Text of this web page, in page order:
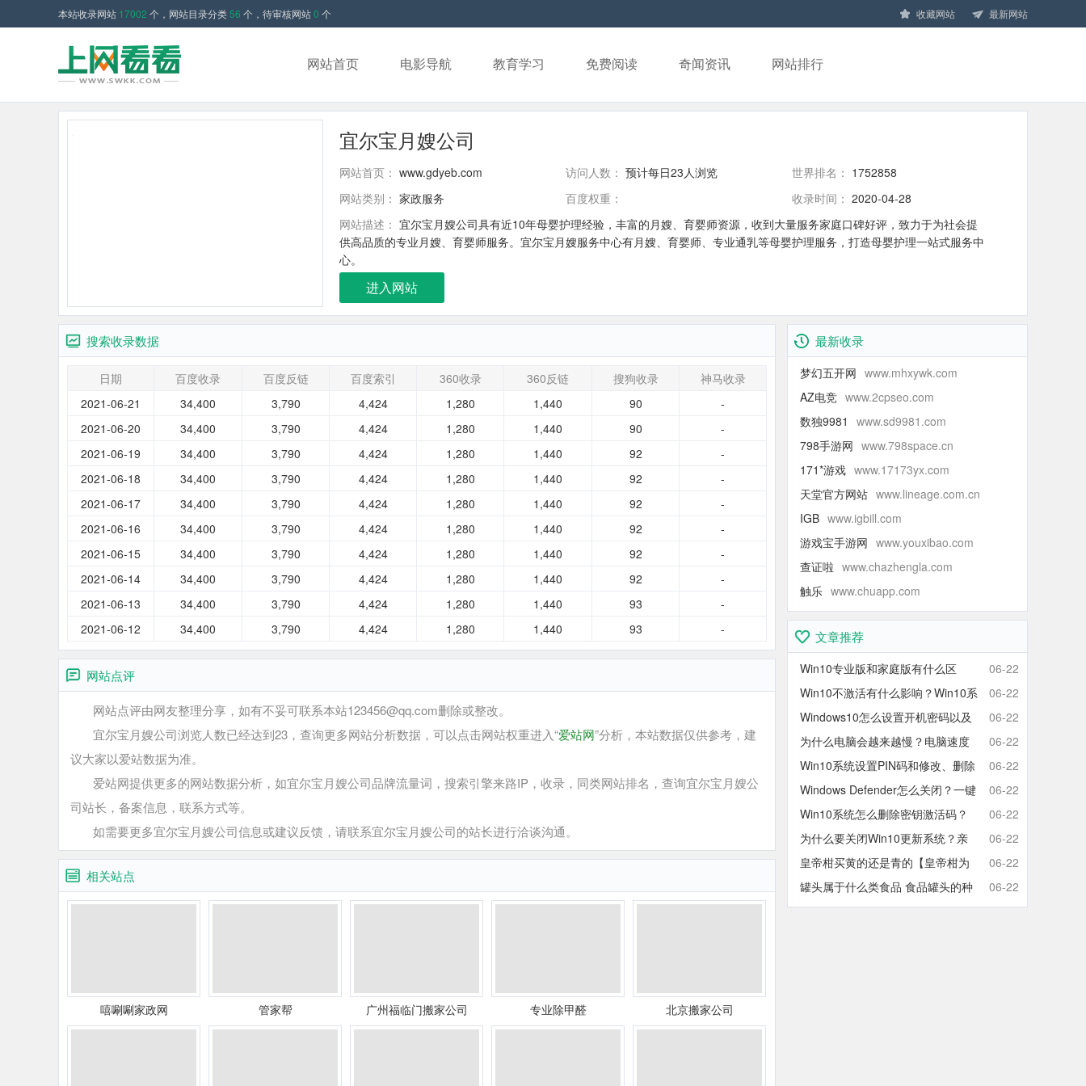
本站收录网站 17002 个，网站目录分类56 个，待审核网站0 个 收藏网站 最新网站
网站首页 电影导航 教育学习 免费阅读 奇闻资讯 网站排行
宜尔宝月嫂公司
网站首页： www.gdyeb.com 访问人数： 预计每日23人浏览 世界排名： 1752858
网站类别： 家政服务 百度权重： 收录时间： 2020-04-28
网站描述： 宜尔宝月嫂公司具有近10年母婴护理经验，丰富的月嫂、育婴师资源，收到大量服务家庭口碑好评，致力于为社会提
供高品质的专业月嫂、育婴师服务。宜尔宝月嫂服务中心有月嫂、育婴师、专业通乳等母婴护理服务，打造母婴护理一站式服务中
心。
进入网站
搜索收录数据
日期 百度收录 百度反链 百度索引 360收录 360反链 搜狗收录
神马收录
2021-06-21
34,400 3,790 4,424 1,280 1,440 90
-
2021-06-20
34,400 3,790 4,424 1,280 1,440 90
-
2021-06-19
34,400 3,790 4,424 1,280 1,440 92
-
2021-06-18
34,400 3,790 4,424 1,280 1,440 92
-
2021-06-17
34,400 3,790 4,424 1,280 1,440 92
-
2021-06-16
34,400 3,790 4,424 1,280 1,440 92
-
2021-06-15
34,400 3,790 4,424 1,280 1,440 92
-
2021-06-14
34,400 3,790 4,424 1,280 1,440 92
-
2021-06-13
34,400 3,790 4,424 1,280 1,440 93
-
2021-06-12
34,400 3,790 4,424 1,280 1,440 93 -
网站点评
网站点评由网友整理分享，如有不妥可联系本站123456@qq.com删除或整改。
宜尔宝月嫂公司浏览人数已经达到23，查询更多网站分析数据，可以点击网站权重进入“爱站网”分析，本站数据仅供参考，建
议大家以爱站数据为准。
爱站网提供更多的网站数据分析，如宜尔宝月嫂公司品牌流量词，搜索引擎来路IP，收录，同类网站排名，查询宜尔宝月嫂公
司站长，备案信息，联系方式等。
如需要更多宜尔宝月嫂公司信息或建议反馈，请联系宜尔宝月嫂公司的站长进行洽谈沟通。
相关站点
嘻唰唰家政网 管家帮 广州福临门搬家公司 专业除甲醛 北京搬家公司
最新收录
梦幻五开网 www.mhxywk.com
AZ电竞 www.2cpseo.com
数独9981
www.sd9981.com
798手游网 www.798space.cn
171*游戏 www.17173yx.com
天堂官方网站 www.lineage.com.cn
IGB www.igbill.com
游戏宝手游网 www.youxibao.com
查证啦 www.chazhengla.com
触乐 www.chuapp.com
文章推荐
Win10专业版和家庭版有什么区
别？Win10家庭版和专业版区别对
比
06-22
Win10不激活有什么影响？Win10系
统不激活可以使用吗？会卡吗？
06-22
Windows10怎么设置开机密码以及
取消开机密码的方法
06-22
为什么电脑会越来越慢？电脑速度
慢的原因分析及终极解决方法
06-22
Win10系统设置PIN码和修改、删除
取消PIN码的方法
06-22
Windows Defender怎么关闭？一键
彻底关闭Windows Defender方法
06-22
Win10系统怎么删除密钥激活码？
Win10卸载激活密钥的操作方法
06-22
为什么要关闭Win10更新系统？亲
测有效的Win10关闭自动更新方法
06-22
皇帝柑买黄的还是青的【皇帝柑为
什么青的还那么甜】
06-22
罐头属于什么类食品 食品罐头的种
类有哪些
06-22